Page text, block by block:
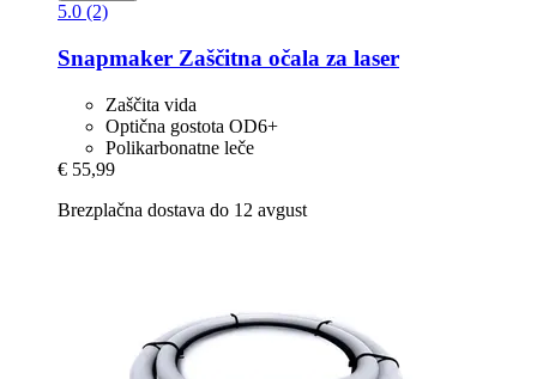
5.0 (2)
Snapmaker Zaščitna očala za laser
Zaščita vida
Optična gostota OD6+
Polikarbonatne leče
€ 55,99
Brezplačna dostava do 12 avgust